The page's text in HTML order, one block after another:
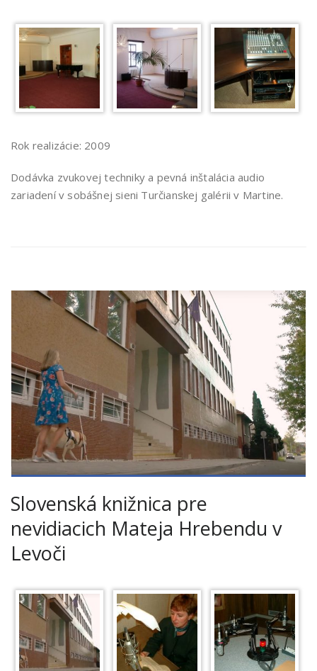
Rok realizácie: 2009
Dodávka zvukovej techniky a pevná inštalácia audio
zariadení v sobášnej sieni Turčianskej galérii v Martine.
Slovenská knižnica pre
nevidiacich Mateja Hrebendu v
Levoči